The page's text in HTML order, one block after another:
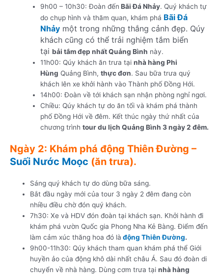
9h00 – 10h30: Đoàn đến Bãi Đá Nhảy. Quý khách tự
do chụp hình và thăm quan, khám phá Bãi Đá
Nhảy một trong những thắng cảnh đẹp. Qúy
khách cũng có thể trải nghiệm tắm biển
tại bải tắm đẹp nhất Quảng Bình này.
11h00: Qúy khách ăn trưa tại nhà hàng Phi
Hùng Quảng Bình, thực đơn. Sau bữa trưa quý
khách lên xe khởi hành vào Thành phố Đồng Hới.
14h00: Đoàn về tới khách sạn nhận phòng nghỉ ngơi.
Chiều: Qúy khách tự do ăn tối và khám phá thành
phố Đồng Hới về đêm. Kết thúc ngày thứ nhất của
chương trình tour du lịch Quảng Bình 3 ngày 2 đêm.
Ngày 2: Khám phá động Thiên Đường –
Suối Nước Moọc (ăn trưa).
Sáng quý khách tự do dùng bữa sáng.
Bắt đầu ngày mới của tour 3 ngày 2 đêm đang còn
nhiều điều chờ đón quý khách.
7h30: Xe và HDV đón đoàn tại khách sạn. Khởi hành đi
khám phá vườn Quốc gia Phong Nha Kẻ Bàng. Điểm đến
làm cảm xúc thăng hoa đó là động Thiên Đường.
9h00-11h30: Qúy khách tham quan khám phá thể Giới
huyền ảo của động khô dài nhất châu Á. Sau đó đoàn di
chuyển về nhà hàng. Dùng cơm trưa tạinhà hàng